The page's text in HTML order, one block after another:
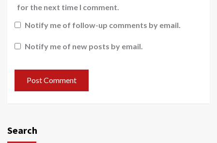
for the next time I comment.
Notify me of follow-up comments by email.
Notify me of new posts by email.
Search